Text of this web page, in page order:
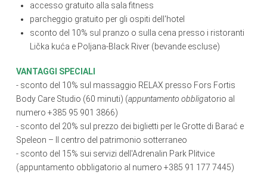
accesso gratuito alla sala fitness
parcheggio gratuito per gli ospiti dell'hotel
sconto del 10% sul pranzo o sulla cena presso i ristoranti
Lička kuća e Poljana-Black River (bevande escluse)
VANTAGGI SPECIALI
- sconto del 10% sul massaggio RELAX presso Fors Fortis
Body Care Studio (60 minuti) (appuntamento obbligatorio al
numero +385 95 901 3866)
- sconto del 20% sul prezzo dei biglietti per le Grotte di Barać e
Speleon – Il centro del patrimonio sotterraneo
- sconto del 15% sui servizi dell'Adrenalin Park Plitvice
(appuntamento obbligatorio al numero +385 91 177 7445)